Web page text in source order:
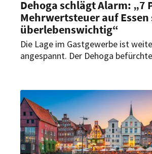
Dehoga schlägt Alarm: „7
Mehrwertsteuer auf Essen
überlebenswichtig“
Die Lage im Gastgewerbe ist
angespannt. Der Dehoga
Handeln der Politik und